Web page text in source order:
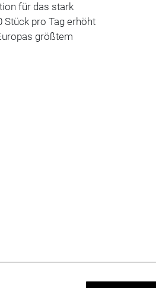
für das stark
Stück pro Tag erhöht
größtem